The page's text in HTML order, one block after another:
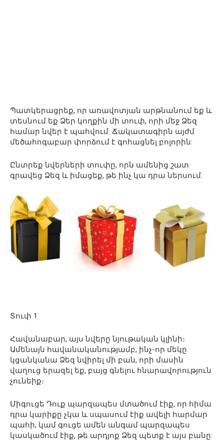
Պատկերացրեք, որ առավոտյան արթնանում եք և
տեսնում եք Ձեր կողքին մի տուփ, որի մեջ Ձեզ
համար նվեր է պահվում: Ճակատագիրն այժմ
մեծահոգաբար փորձում է գոհացնել բոլորին:
Ընտրեք նվերների տուփը, որն ամենից շատ
գրավեց Ձեզ և իմացեք, թե ինչ կա դրա ներսում:
Տուփ 1
Հավանաբար, այս նվերը նյութական կլինի։
Ամենայն հավանականությամբ, ինչ-որ մեկը
կցանկանա Ձեզ նվիրել մի բան, որի մասին
վաղուց երազել եք, բայց գնելու հնարավորություն
չունեիք։
Միգուցե Դուք պարզապես մտածում էիք, որ հիմա
դրա կարիքը չկա և սպասում էիք ավելի հարմար
պահի, կամ գուցե ամեն անգամ պարզապես
կասկածում էիք, թե արդյոք Ձեզ պետք է այս բանը: